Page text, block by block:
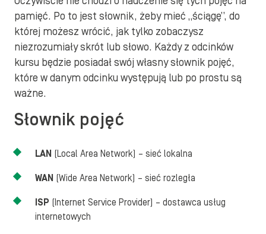
pamięć. Po to jest słownik, żeby mieć „ściągę”, do
której możesz wrócić, jak tylko zobaczysz
niezrozumiały skrót lub słowo. Każdy z odcinków
kursu będzie posiadał swój własny słownik pojęć,
które w danym odcinku występują lub po prostu są
ważne.
Słownik pojęć
LAN (Local Area Network) – sieć lokalna
WAN (Wide Area Network) – sieć rozległa
ISP (Internet Service Provider) – dostawca usług
internetowych